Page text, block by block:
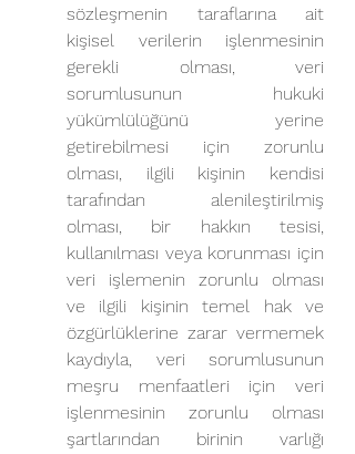
sözleşmenin taraflarına ait
kişisel verilerin işlenmesinin
gerekli olması, veri
sorumlusunun hukuki
yükümlülüğünü yerine
getirebilmesi için zorunlu
olması, ilgili kişinin kendisi
tarafından alenileştirilmiş
olması, bir hakkın tesisi,
kullanılması veya korunması için
veri işlemenin zorunlu olması
ve ilgili kişinin temel hak ve
özgürlüklerine zarar vermemek
kaydıyla, veri sorumlusunun
meşru menfaatleri için veri
işlenmesinin zorunlu olması
şartlarından birinin varlığı